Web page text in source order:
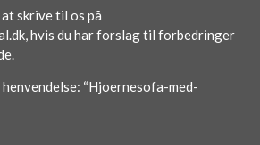
skrive til os på
hvis du har forslag til forbedringer
“Hjoernesofa-med-